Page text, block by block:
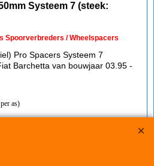
Systeem 7 (steek:
Spoorverbreders / Wheelspacers
Pro Spacers Systeem 7
Barchetta van bouwjaar 03.95 -
as)